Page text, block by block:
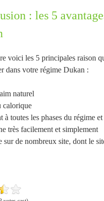
: les 5
voici les 5 principales raison
dans votre régime Dukan :
naturel
calorique
à toutes les phases du régime
très facilement et simplement
sur de nombreux site, dont le